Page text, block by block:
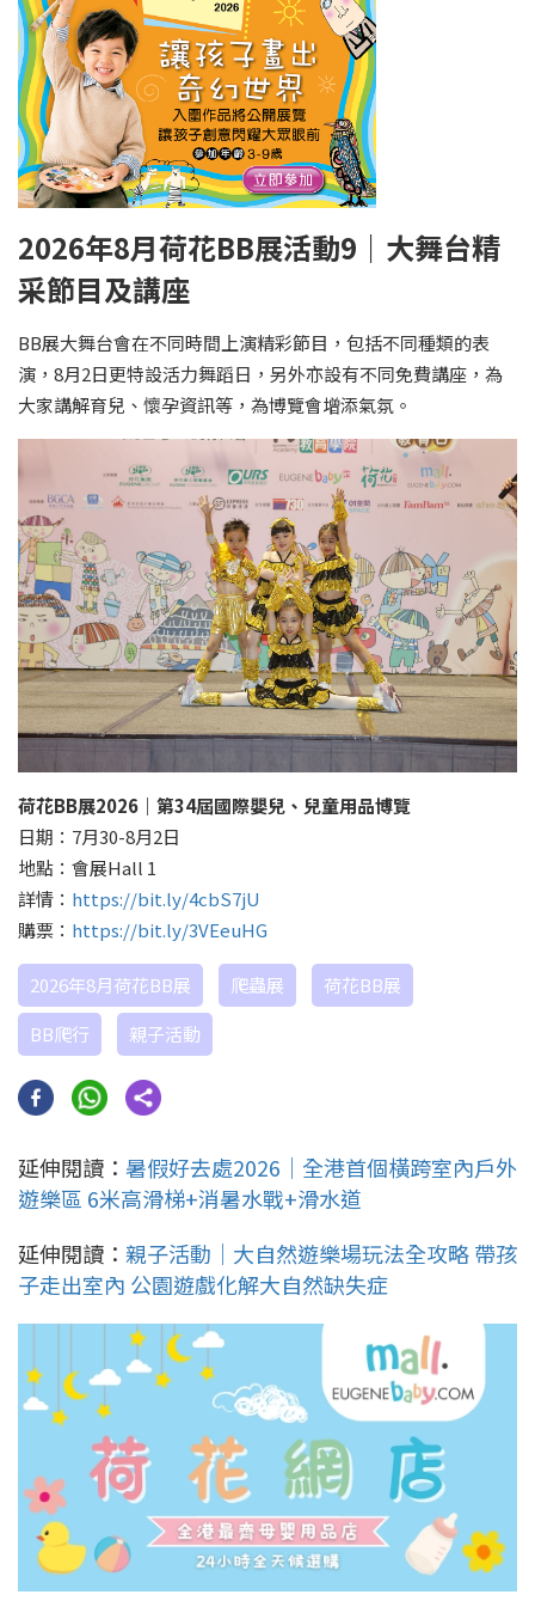
2026年8月荷花BB展活動9｜大舞台精
采節目及講座
BB展大舞台會在不同時間上演精彩節目，包括不同種類的表
演，8月2日更特設活力舞蹈日，另外亦設有不同免費講座，為
大家講解育兒、懷孕資訊等，為博覽會增添氣氛。
荷花BB展2026 ｜第34屆國際嬰兒、兒童用品博覽
日期：7月30-8月2日
地點：會展Hall 1
詳情： https://bit.ly/4cbS7jU
購票： https://bit.ly/3VEeuHG
2026年8月荷花BB展 爬蟲展
荷花BB展
BB爬行
親子活動
延伸閱讀： 暑假好去處2026｜全港首個橫跨室內戶外
遊樂區 6米高滑梯+消暑水戰+滑水道
延伸閱讀： 親子活動｜大自然遊樂場玩法全攻略 帶孩
子走出室內 公園遊戲化解大自然缺失症